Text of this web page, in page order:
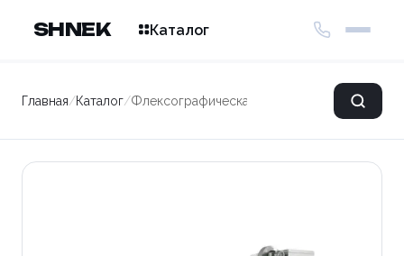
SHNEK Каталог
Главная/Каталог/Флексографическая печатная машина